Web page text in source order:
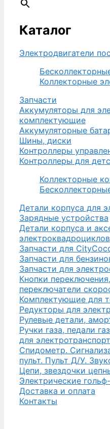
Каталог
Электродвигатели
Коллекторные
Запчасти
Аккумуляторы для
комплектующие
Аккумуляторные
Шины, диски
Контроллеры
Контроллеры для
Коллекторные
Детали корпуса для
Зарядные устройства
Детали корпуса и
электроквадроциклов
Запчасти для
Запчасти для
Запчасти для
Кнопки
переключатели
Комплектующие для
Редукторы для
Рулевые детали,
Ручки газа, педали
для
Спидометр.
пульт. Пульт Д/У.
Цепи, звездочки
Электрические
Доставка и оплата
Контакты